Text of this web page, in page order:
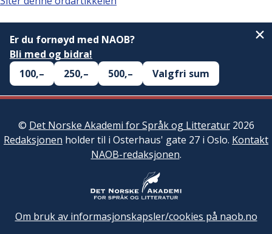
Er du fornøyd med NAOB?
Bli med og bidra!
100,–
250,– 500,– Valgfri sum
© Det Norske Akademi for Språk og Litteratur2026
Redaksjonen holder til i Osterhaus' gate 27 i Oslo. Kontakt
NAOB-redaksjonen.
Om bruk av informasjonskapsler/cookies på naob.no